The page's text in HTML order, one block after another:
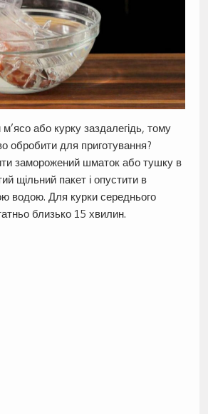
або курку заздалегідь, тому
обробити для приготування?
заморожений шматок або тушку в
щільний пакет і опустити в
водою. Для курки середнього
близько 15 хвилин.